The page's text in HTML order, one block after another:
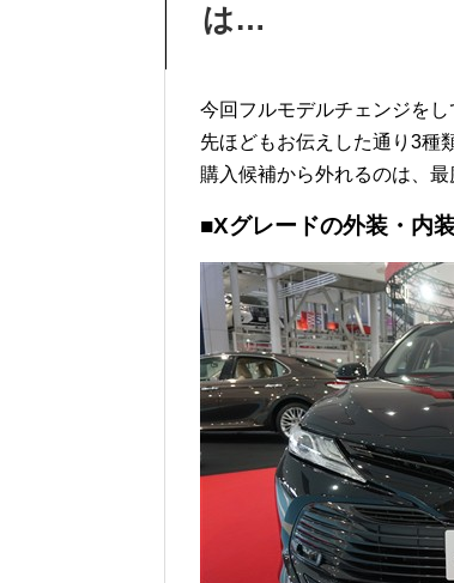
は…
今回フルモデルチェンジを
先ほどもお伝えした通り3種
購入候補から外れるのは、
■Xグレードの外装・内